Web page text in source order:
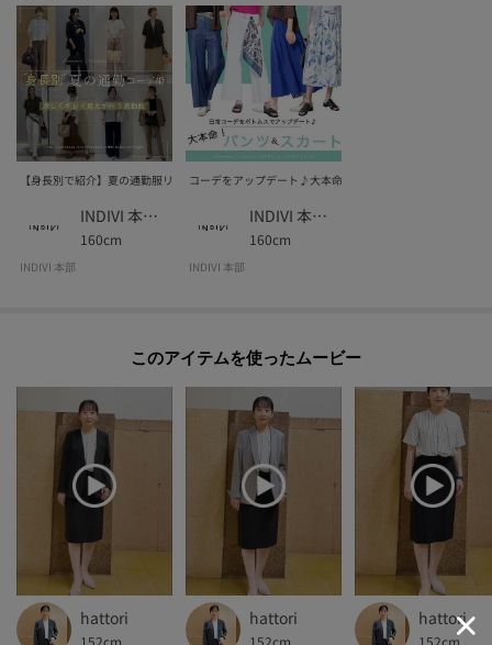
【身長別で紹介】夏の通勤服リアルコーデ集
INDIVI 本部スタッフ
160cm
INDIVI 本部
コーデをアップデート♪大本命！パンツ＆スカート
INDIVI 本部スタッフ
160cm
INDIVI 本部
このアイテムを使ったムービー
hattori
152cm
hattori
152cm
hattori
152cm